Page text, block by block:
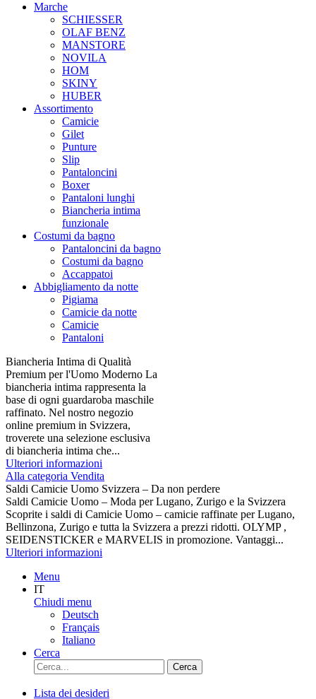
Marche
SCHIESSER
OLAF BENZ
MANSTORE
NOVILA
HOM
SKINY
HUBER
Assortimento
Camicie
Gilet
Punture
Slip
Pantaloncini
Boxer
Pantaloni lunghi
Biancheria intima
funzionale
Costumi da bagno
Pantaloncini da bagno
Costumi da bagno
Accappatoi
Abbigliamento da notte
Pigiama
Camicie da notte
Camicie
Pantaloni
Biancheria Intima di Qualità
Premium per l'Uomo Moderno La
biancheria intima rappresenta la
base di ogni guardaroba maschile
raffinato. Nel nostro negozio
online premium in Svizzera,
troverete una selezione esclusiva
di biancheria intima che...
Ulteriori informazioni
Alla categoria Vendita
Saldi Camicie Uomo Svizzera – Da non perdere
Saldi Camicie Uomo – Moda per Lugano, Zurigo e la Svizzera
Scoprite i saldi di Camicie Uomo – camicie raffinate per Lugano,
Bellinzona, Zurigo e tutta la Svizzera a prezzi ridotti. OLYMP ,
SEIDENSTICKER e MARVELIS in promozione. Vantaggi...
Ulteriori informazioni
Menu
IT
Chiudi menu
Deutsch
Français
Italiano
Cerca
Cerca
Lista dei desideri